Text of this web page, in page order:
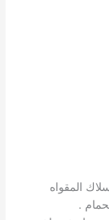
المقواه
.